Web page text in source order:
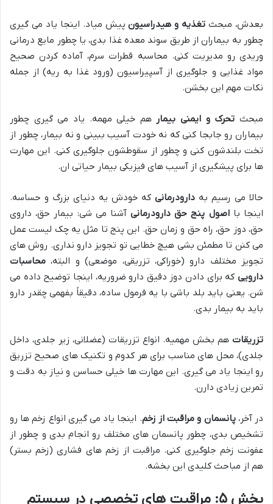
بعدش، مبحث تغذیه و هیدراسیونپیش میاد. اینجا یاد می گیری
چطور به بیماران از طریق سوند معده غذا بدی، یا چطور مایع درمانی
وریدی رو مدیریت کنی. محاسبه قطرات سرم، آماده کردن صحیح
مواد غذایی و جلوگیری از آسپیراسیون (ورود غذا به ریه) از جمله
نکات مهم این بخشن.
مبحث تحرک و ایمنی بیمار هم خیلی مهمه. یاد می گیری چطور
بیماران رو جابجا کنی که نه خودت آسیب ببینی و نه بیمار، چطور از
تخت بلندشون کنی و چطور از سقوطشون جلوگیری کنی. این مهارت
ها برای پیشگیری از آسیب های فیزیکی بیمار حیاتی ان.
حالا می رسیم به دارودرمانی که خودش یه دنیای بزرگ و حساسه.
اینجا بااصول پنج حق دارودرمانیآشنا می شی: بیمار حق، داروی
حق، دوز حق، راه حق و زمان حق. این پنج تا مثل یه چک لیست عمل
می کنن تا مطمئن بشی هیچ خطایی تو تجویز دارو نداری. روش های
تجویز مختلف دارو (خوراکی، تزریقی، موضعی) و البته، محاسبات
دارویی که برای دادن دوز دقیق دارو ضروریه، اینجا توضیح داده می
شن. یعنی باید بلد باشی با یه فرمول ساده، دقیقاً بفهمی چقدر دارو
باید به بیمار بدی.
تزریقات هم بخش مهمیه. انواع تزریقات (عضلانی، زیر جلدی، داخل
جلدی)، محل های مناسب برای هر کدوم و تکنیک های صحیح تزریق
رو اینجا یاد می گیری. این مهارت ها خیلی حساسن و نیاز به دقت و
تمرین زیادی دارن.
در آخر،پانسمان و مراقبت از زخم. اینجا یاد می گیری انواع زخم ها رو
تشخیص بدی، چطور پانسمان های مختلف رو انجام بدی و چطور از
عفونت زخم جلوگیری کنی. مراقبت از زخم های فشاری (زخم بستر)
هم از مباحث کلیدی این بخشه.
بخش ۵: مراقبت های تخصصی در سیستم